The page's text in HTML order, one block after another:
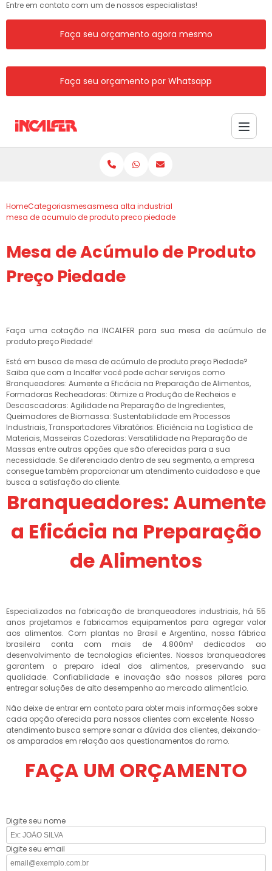
Entre em contato com um de nossos especialistas!
Faça seu orçamento agora mesmo
Faça seu orçamento por Whatsapp
HomeCategoriasmesasmesa alta industrial
mesa de acumulo de produto preco piedade
Mesa de Acúmulo de Produto
Preço Piedade
Faça uma cotação na INCALFER para sua mesa de acúmulo de
produto preço Piedade!
Está em busca de mesa de acúmulo de produto preço Piedade?
Saiba que com a Incalfer você pode achar serviços como
Branqueadores: Aumente a Eficácia na Preparação de Alimentos,
Formadoras Recheadoras: Otimize a Produção de Recheios e
Descascadoras: Agilidade na Preparação de Ingredientes,
Queimadores de Biomassa: Sustentabilidade em Processos
Industriais, Transportadores Vibratórios: Eficiência na Logística de
Materiais, Masseiras Cozedoras: Versatilidade na Preparação de
Massas entre outras opções que são oferecidas para a sua
necessidade. Se diferenciado dentro de seu segmento, a empresa
consegue também proporcionar um atendimento cuidadoso e que
busca a satisfação do cliente.
Branqueadores: Aumente
a Eficácia na Preparação
de Alimentos
Especializados na fabricação de branqueadores industriais, há 55
anos projetamos e fabricamos equipamentos para agregar valor
aos alimentos. Com plantas no Brasil e Argentina, nossa fábrica
brasileira conta com mais de 4.800m² dedicados ao
desenvolvimento de tecnologias eficientes. Nossos branqueadores
garantem o preparo ideal dos alimentos, preservando sua
qualidade. Confiabilidade e inovação são nossos pilares para
entregar soluções de alto desempenho ao mercado alimentício.
Não deixe de entrar em contato para obter mais informações sobre
cada opção oferecida para nossos clientes com excelente. Nosso
atendimento busca sempre sanar a dúvida dos clientes, deixando-
os amparados em relação aos questionamentos do ramo.
FAÇA UM ORÇAMENTO
Digite seu nome
Digite seu email